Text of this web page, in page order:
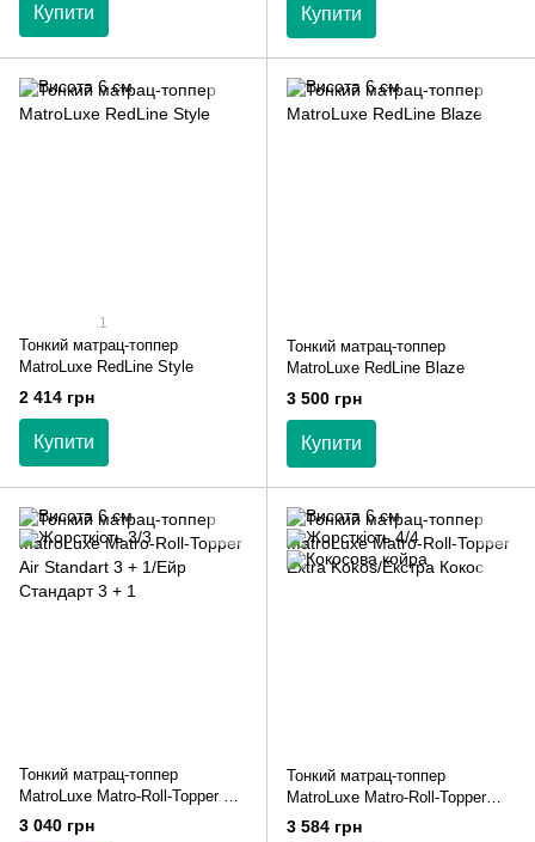
Купити Купити
1
Тонкий матрац-топпер
MatroLuxe RedLine Style
2 414 грн
Купити
Тонкий матрац-топпер
MatroLuxe RedLine Blaze
3 500 грн
Купити
Тонкий матрац-топпер
MatroLuxe Matro-Roll-Topper Air
Standart 3 + 1/Ейр Стандарт 3
3 040 грн
Тонкий матрац-топпер
MatroLuxe Matro-Roll-Topper
Extra Kokos/Екстра Кокос
3 584 грн